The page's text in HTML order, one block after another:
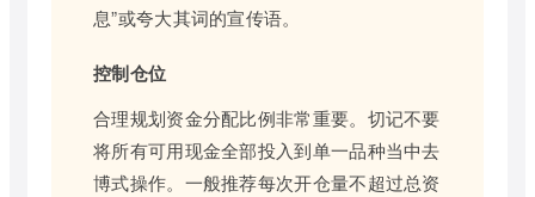
息”或夸大其词的宣传语。
控制仓位
合理规划资金分配比例非常重要。切记不要
将所有可用现金全部投入到单一品种当中去
博式操作。一般推荐每次开仓量不超过总资